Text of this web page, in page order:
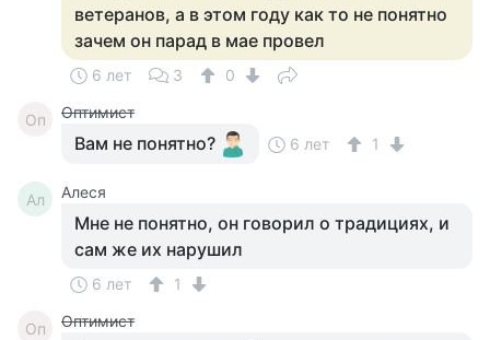
ветеранов, а в этом году как то не понятно
зачем он парад в мае провел
6 лет 3 0
Оп Оптимист
Вам не понятно? 6 лет 1
Ал Алеся
Мне не понятно, он говорил о традициях, и
сам же их нарушил
6 лет 1
Оп Оптимист